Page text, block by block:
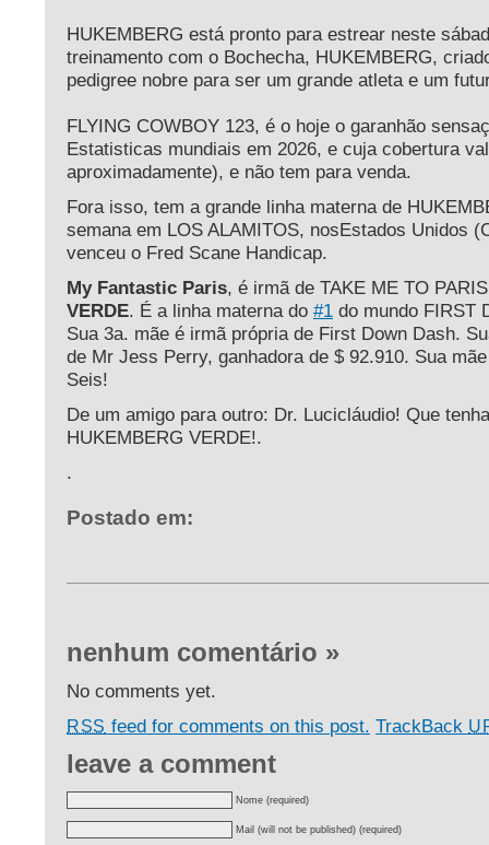
HUKEMBERG está pronto para estrear neste
treinamento com o Bochecha, HUKEMBERG,
pedigree nobre para ser um grande atleta e um
FLYING COWBOY 123, é o hoje o garanhão
Estatisticas mundiais em 2026, e cuja cobertura
aproximadamente), e não tem para venda.
Fora isso, tem a grande linha materna de
semana em LOS ALAMITOS, nosEstados Unidos
venceu o Fred Scane Handicap.
My Fantastic Paris, é irmã de TAKE ME TO
VERDE. É a linha materna do #1 do mundo FIRST
Sua 3a. mãe é irmã própria de First Down Dash.
de Mr Jess Perry, ganhadora de $ 92.910. Sua
Seis!
De um amigo para outro: Dr. Lucicláudio! Que
HUKEMBERG VERDE!.
.
Postado em:
nenhum comentário »
No comments yet.
RSS feed for comments on this post. TrackBack
leave a comment
Nome (required)
Mail (will not be published) (required)